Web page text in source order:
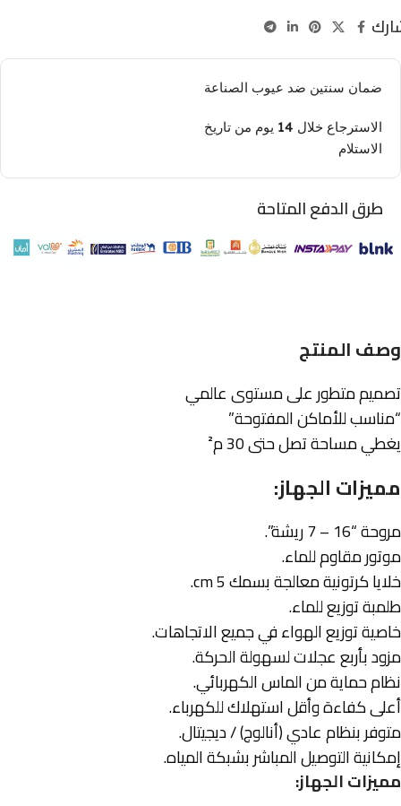
ضمان سنتين ضد عيوب الصناعة
الاسترجاع خلال 14 يوم من تاريخ
الاستلام
طرق الدفع المتاحة
وصف المنتج
تصميم متطور على مستوى عالمي
“مناسب للأماكن المفتوحة”
يغطي مساحة تصل حتى 30 م²
مميزات الجهاز:
مروحة “16 – 7 ريشة”.
موتور مقاوم للماء.
خلايا كرتونية معالجة بسمك 5 cm.
طلمبة توزيع للماء.
خاصية توزيع الهواء في جميع الاتجاهات.
مزود بأربع عجلات لسهولة الحركة.
نظام حماية من الماس الكهربائي.
أعلى كفاءة وأقل استهلاك للكهرباء.
متوفر بنظام عادي (أنالوج) / ديجيتال.
إمكانية التوصيل المباشر بشبكة المياه.
مميزات الجهاز: